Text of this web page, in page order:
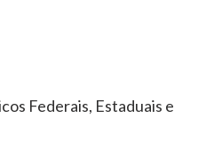
Federais, Estaduais e